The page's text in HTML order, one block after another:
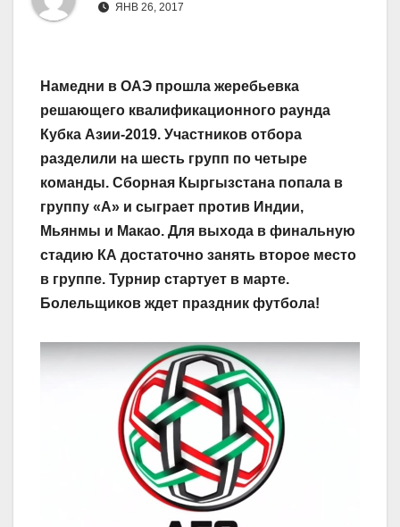
ЯНВ 26, 2017
Намедни в ОАЭ прошла жеребьевка
решающего квалификационного раунда
Кубка Азии-2019. Участников отбора
разделили на шесть групп по четыре
команды. Сборная Кыргызстана попала в
группу «А» и сыграет против Индии,
Мьянмы и Макао. Для выхода в финальную
стадию КА достаточно занять второе место
в группе. Турнир стартует в марте.
Болельщиков ждет праздник футбола!